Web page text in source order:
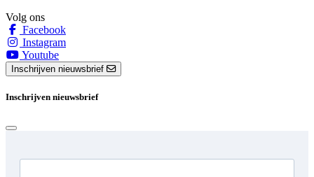
Volg ons
Facebook
Instagram
Youtube
Inschrijven nieuwsbrief
Inschrijven nieuwsbrief